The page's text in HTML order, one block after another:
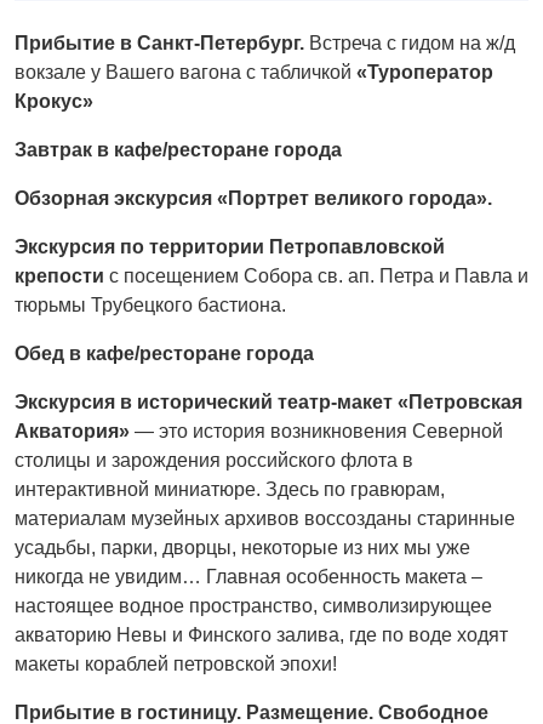
Прибытие в Санкт-Петербург. Встреча с гидом на ж/д
вокзале у Вашего вагона с табличкой «Туроператор
Крокус»
Завтрак в кафе/ресторане города
Обзорная экскурсия «Портрет великого города».
Экскурсия по территории Петропавловской
крепости с посещением Собора св. ап. Петра и Павла и
тюрьмы Трубецкого бастиона.
Обед в кафе/ресторане города
Экскурсия в исторический театр-макет «Петровская
Акватория» — это история возникновения Северной
столицы и зарождения российского флота в
интерактивной миниатюре. Здесь по гравюрам,
материалам музейных архивов воссозданы старинные
усадьбы, парки, дворцы, некоторые из них мы уже
никогда не увидим… Главная особенность макета –
настоящее водное пространство, символизирующее
акваторию Невы и Финского залива, где по воде ходят
макеты кораблей петровской эпохи!
Прибытие в гостиницу. Размещение. Свободное